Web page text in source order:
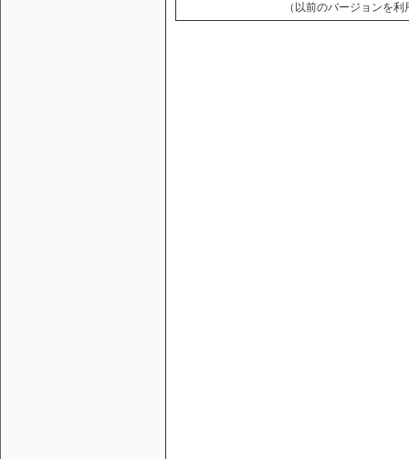
（以前のバージョンを利